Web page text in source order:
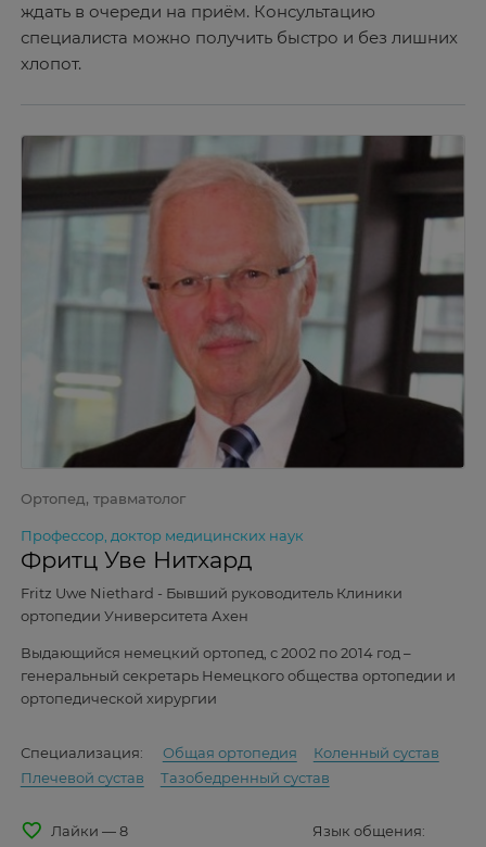
ждать в очереди на приём. Консультацию
специалиста можно получить быстро и без лишних
хлопот.
Ортопед, травматолог
Профессор, доктор медицинских наук
Фритц Уве Нитхард
Fritz Uwe Niethard - Бывший руководитель Клиники
ортопедии Университета Ахен
Выдающийся немецкий ортопед, с 2002 по 2014 год –
генеральный секретарь Немецкого общества ортопедии и
ортопедической хирургии
Специализация: Общая ортопедия
Коленный сустав
Плечевой сустав
Тазобедренный сустав
favorite_border Лайки — 8 Язык общения: